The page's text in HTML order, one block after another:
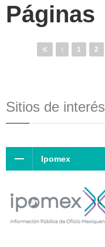
Páginas
1 2
Sitios de interés
Ipomex